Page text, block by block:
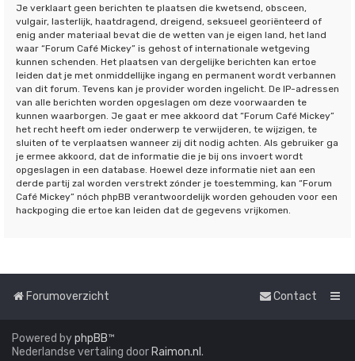
Je verklaart geen berichten te plaatsen die kwetsend, obsceen,
vulgair, lasterlijk, haatdragend, dreigend, seksueel georiënteerd of
enig ander materiaal bevat die de wetten van je eigen land, het land
waar “Forum Café Mickey” is gehost of internationale wetgeving
kunnen schenden. Het plaatsen van dergelijke berichten kan ertoe
leiden dat je met onmiddellijke ingang en permanent wordt verbannen
van dit forum. Tevens kan je provider worden ingelicht. De IP-adressen
van alle berichten worden opgeslagen om deze voorwaarden te
kunnen waarborgen. Je gaat er mee akkoord dat “Forum Café Mickey”
het recht heeft om ieder onderwerp te verwijderen, te wijzigen, te
sluiten of te verplaatsen wanneer zij dit nodig achten. Als gebruiker ga
je ermee akkoord, dat de informatie die je bij ons invoert wordt
opgeslagen in een database. Hoewel deze informatie niet aan een
derde partij zal worden verstrekt zónder je toestemming, kan “Forum
Café Mickey” nóch phpBB verantwoordelijk worden gehouden voor een
hackpoging die ertoe kan leiden dat de gegevens vrijkomen.
Forumoverzicht Contact
Powered byphpBB™
Nederlandse vertaling door Raimon.nl .